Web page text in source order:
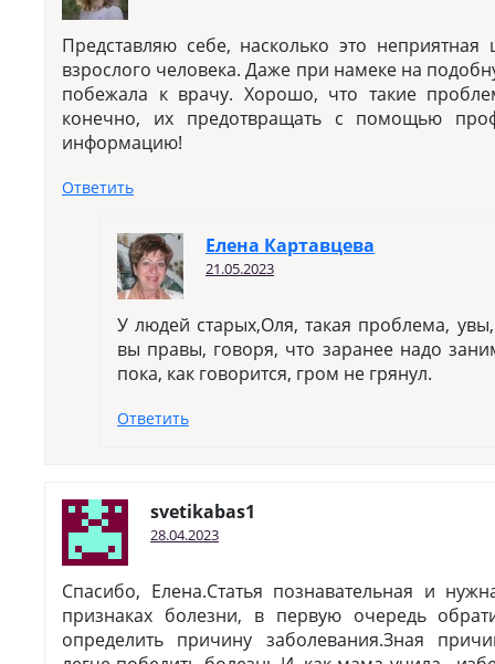
Представляю себе, насколько это
взрослого человека. Даже при намеке на
побежала к врачу. Хорошо, что такие
конечно, их предотвращать с помощью
информацию!
Ответить
Елена Картавцева
21.05.2023
У людей старых,Оля, такая проблема,
вы правы, говоря, что заранее надо
пока, как говорится, гром не грянул.
Ответить
svetikabas1
28.04.2023
Спасибо, Елена.Статья познавательная и
признаках болезни, в первую очередь
определить причину заболевания.Зная